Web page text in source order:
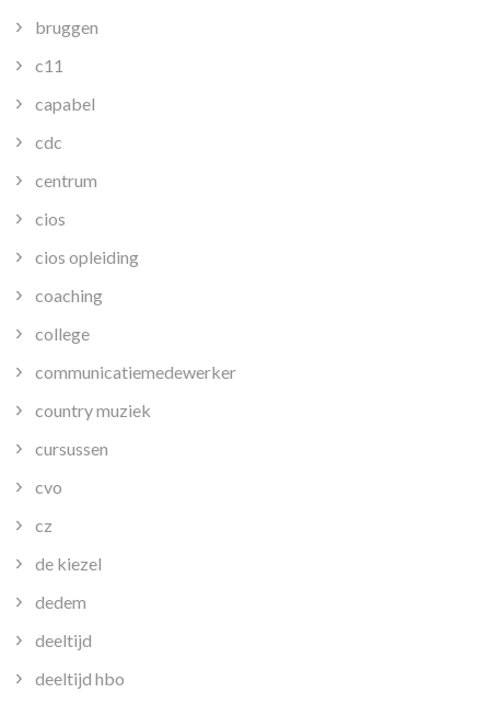
bruggen
c11
capabel
cdc
centrum
cios
cios opleiding
coaching
college
communicatiemedewerker
country muziek
cursussen
cvo
cz
de kiezel
dedem
deeltijd
deeltijd hbo